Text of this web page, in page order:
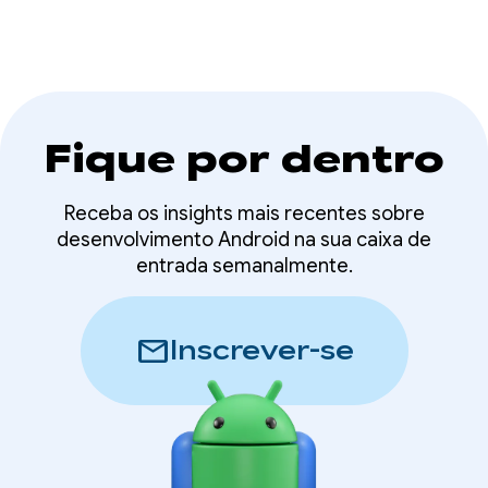
Fique por dentro
Receba os insights mais recentes sobre
desenvolvimento Android na sua caixa de
entrada semanalmente.
mailInscrever-se